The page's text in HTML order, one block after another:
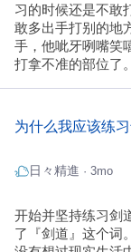
习的时候还是不敢
敢多出手打别的地
手，他呲牙咧嘴笑
打拿不准的部位了
为什么我应该练
日々精進 · 3mo
开始并坚持练习剑
了『剑道』这个词